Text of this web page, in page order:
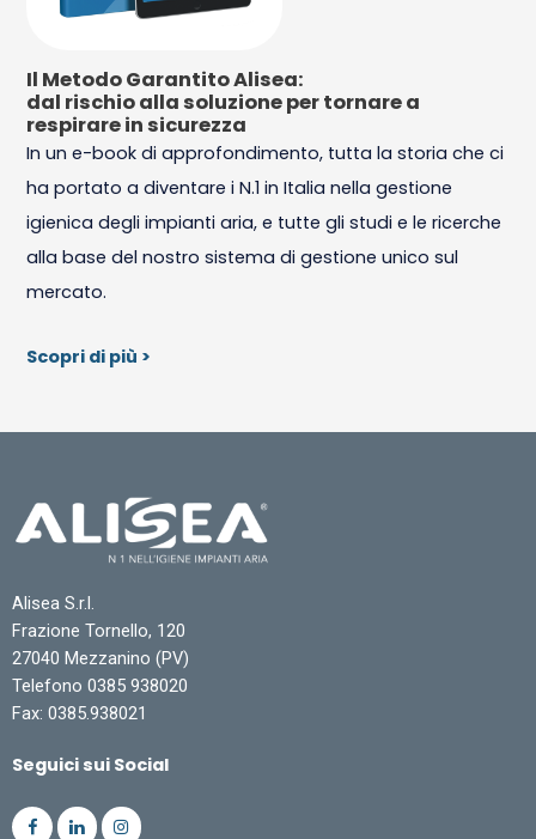
Il Metodo Garantito Alisea:
dal rischio alla soluzione per tornare a
respirare in sicurezza
In un e-book di approfondimento, tutta la storia che ci
ha portato a diventare i N.1 in Italia nella gestione
igienica degli impianti aria, e tutte gli studi e le ricerche
alla base del nostro sistema di gestione unico sul
mercato.
Scopri di più >
Alisea S.r.l.
Frazione Tornello, 120
27040 Mezzanino (PV)
Telefono 0385 938020
Fax: 0385.938021
Seguici sui Social